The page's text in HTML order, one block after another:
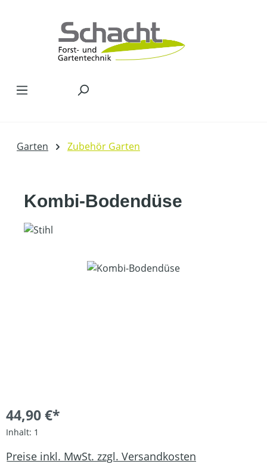
Garten Zubehör Garten
Kombi-Bodendüse
Bildergalerie überspringen
44,90 €*
Inhalt: 1
Preise inkl. MwSt. zzgl. Versandkosten